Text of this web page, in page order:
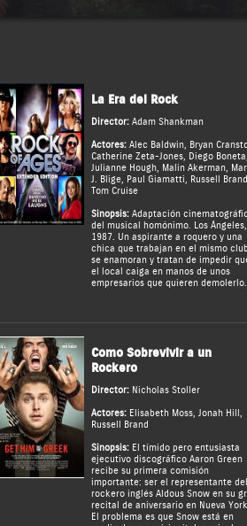
La Era del Rock
Director: Adam Shankman
Actores: Alec Baldwin, Bryan
Catherine Zeta-Jones, Diego Boneta,
Julianne Hough, Malin Akerman,
J. Blige, Paul Giamatti, Russell Brand
Tom Cruise
Sinopsis:Adaptación
del musical homónimo. Los Ángeles,
1987. Un aspirante a roquero y una
chica que trabajan en el mismo club
se enamoran y tratan de impedir
el local caiga en manos de unos
empresarios que quieren demolerlo.
Como Sobrevivir a un
Rockero
Director: Nicholas Stoller
Actores: Elisabeth Moss, Jonah Hill ,
Russell Brand
Sinopsis:El tímido pero entusiasta
ejecutivo discográfico Aaron Green
recibe su primera comisión
importante: ser el representante del
rockero inglés Aldous Snow en su
recital de aniversario en Nueva
El problema es que Snow está en